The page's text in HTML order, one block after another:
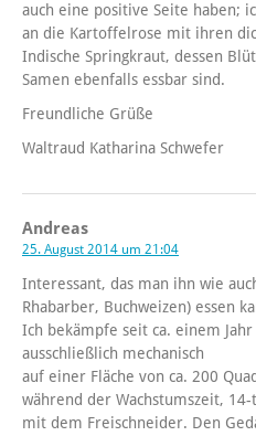
auch eine positive Seite haben;
an die Kartoffelrose mit ihren
Indische Springkraut, dessen
Samen ebenfalls essbar sind.
Freundliche Grüße
Waltraud Katharina Schwefer
Andreas
25. August 2014 um 21:04
Interessant, das man ihn wie
Rhabarber, Buchweizen) essen
Ich bekämpfe seit ca. einem
ausschließlich mechanisch
auf einer Fläche von ca. 200
während der Wachstumszeit,
mit dem Freischneider. Den